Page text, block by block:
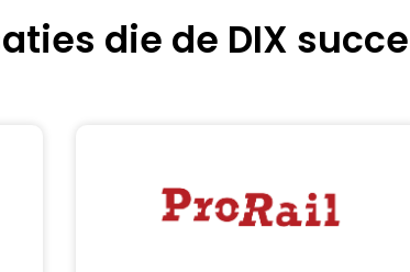
die de DIX